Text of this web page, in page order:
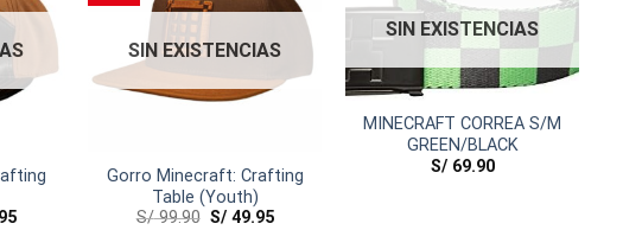
SIN EXISTENCIAS
Gorro Minecraft: Crafting
Table (Youth)
S/99.90 S/49.95
SIN EXISTENCIAS
MINECRAFT CORREA S/M
GREEN/BLACK
S/69.90